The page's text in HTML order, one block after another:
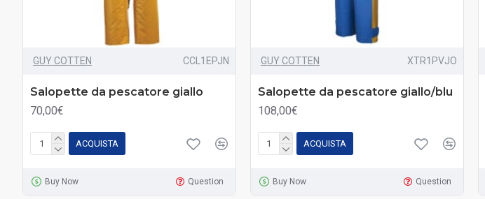
GUY COTTEN CCL1EPJN
Salopette da pescatore giallo
70,00€
ACQUISTA
Buy Now Question
GUY COTTEN XTR1PVJO
Salopette da pescatore giallo/blu
108,00€
ACQUISTA
Buy Now Question